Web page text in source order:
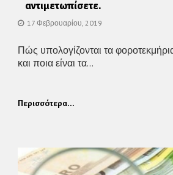
αντιμετωπίσετε.
17 Φεβρουαρίου, 2019
Πώς υπολογίζονται τα
και ποια είναι τα...
Περισσότερα...